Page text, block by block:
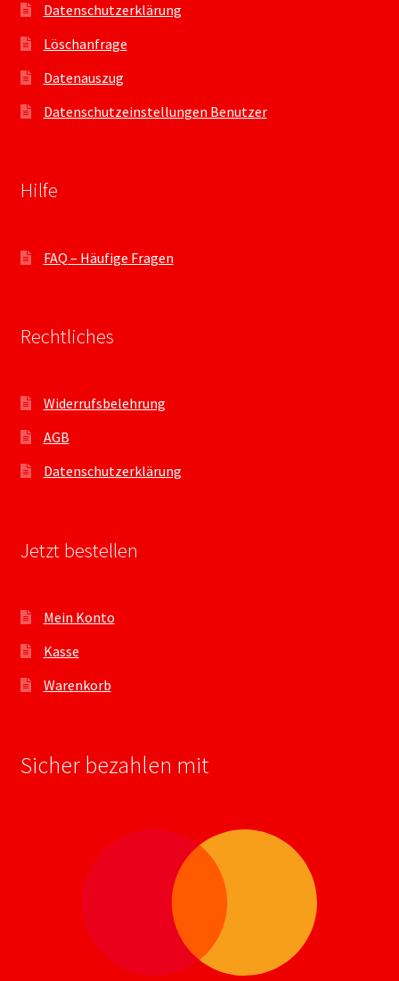
Datenschutzerklärung
Löschanfrage
Datenauszug
Datenschutzeinstellungen Benutzer
Hilfe
FAQ – Häufige Fragen
Rechtliches
Widerrufsbelehrung
AGB
Datenschutzerklärung
Jetzt bestellen
Mein Konto
Kasse
Warenkorb
Sicher bezahlen mit